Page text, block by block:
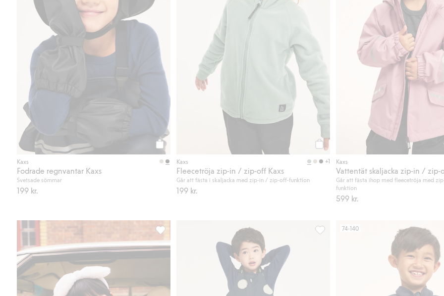
Köp
Kaxs
Fodrade regnvantar Kaxs
Svetsade sömmar
199 kr.
Köp
Kaxs +1
Fleecetröja zip-in / zip-off Kaxs
Går att fästa i skaljacka med zip-in / zip-off-funktion
199 kr.
Kaxs
Går att fästa ihop med fleecetröja med
funktion
599 kr.
Körsbärstmönstrad pilejacka, Lägg till i favoriter Vattentäta skalbyxor flexibel storlek
74-140